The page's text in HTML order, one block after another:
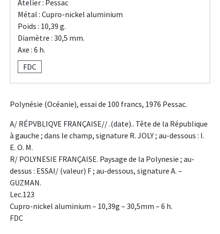
Atelier : Pessac
Métal : Cupro-nickel aluminium
Poids : 10,39 g.
Diamètre : 30,5 mm.
Axe : 6 h.
FDC
Polynésie (Océanie), essai de 100 francs, 1976 Pessac.
A/ RÉPVBLIQVE FRANÇAISE// .(date).. Tête de la République
à gauche ; dans le champ, signature R. JOLY ; au-dessous : I.
E. O. M.
R/ POLYNESIE FRANÇAISE. Paysage de la Polynesie ; au-
dessus : ESSAI/ (valeur) F ; au-dessous, signature A. –
GUZMAN.
Lec.123
Cupro-nickel aluminium – 10,39g – 30,5mm – 6 h.
FDC